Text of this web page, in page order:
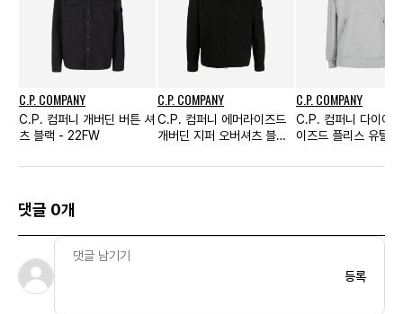
C.P. COMPANY
C.P. 컴퍼니 개버딘 버튼 셔
츠 블랙 - 22FW
C.P. COMPANY
C.P. 컴퍼니 에머라이즈드
개버딘 지퍼 오버셔츠 블랙
C.P. COMPANY
C.P. 컴퍼니 다이애
이즈드 플리스 유틸
22SS
댓글 0개
등록